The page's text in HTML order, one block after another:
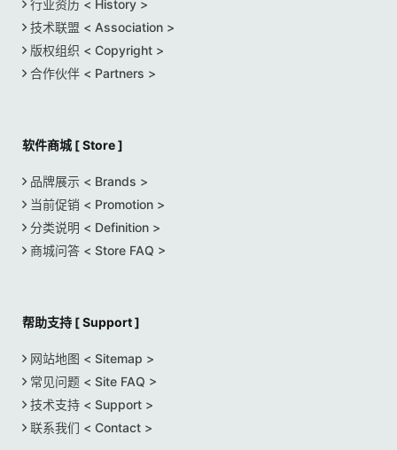
行业资历 < History >
技术联盟 < Association >
版权组织 < Copyright >
合作伙伴 < Partners >
软件商城 [ Store ]
品牌展示 < Brands >
当前促销 < Promotion >
分类说明 < Definition >
商城问答 < Store FAQ >
帮助支持 [ Support ]
网站地图 < Sitemap >
常见问题 < Site FAQ >
技术支持 < Support >
联系我们 < Contact >